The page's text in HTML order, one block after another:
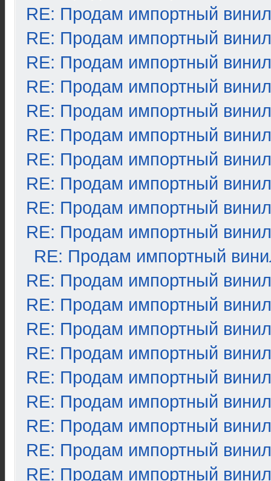
RE: Продам импортный винил
RE: Продам импортный винил
RE: Продам импортный винил
RE: Продам импортный винил
RE: Продам импортный винил
RE: Продам импортный винил
RE: Продам импортный винил
RE: Продам импортный винил
RE: Продам импортный винил
RE: Продам импортный винил
RE: Продам импортный
RE: Продам импортный винил
RE: Продам импортный винил
RE: Продам импортный винил
RE: Продам импортный винил
RE: Продам импортный винил
RE: Продам импортный винил
RE: Продам импортный винил
RE: Продам импортный винил
RE: Продам импортный винил